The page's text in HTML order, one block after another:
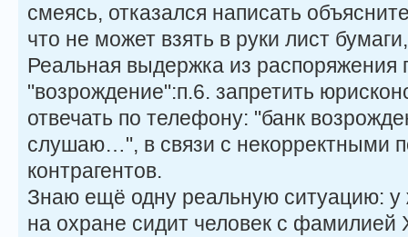
смеясь, отказался написать
что не может взять в руки лист
Реальная выдержка из распоряжения
"возрождение":п.6. запретить
отвечать по телефону: "банк
слушаю…", в связи с некорректными
контрагентов.
Знаю ещё одну реальную ситуацию: у
на охране сидит человек с фамилией